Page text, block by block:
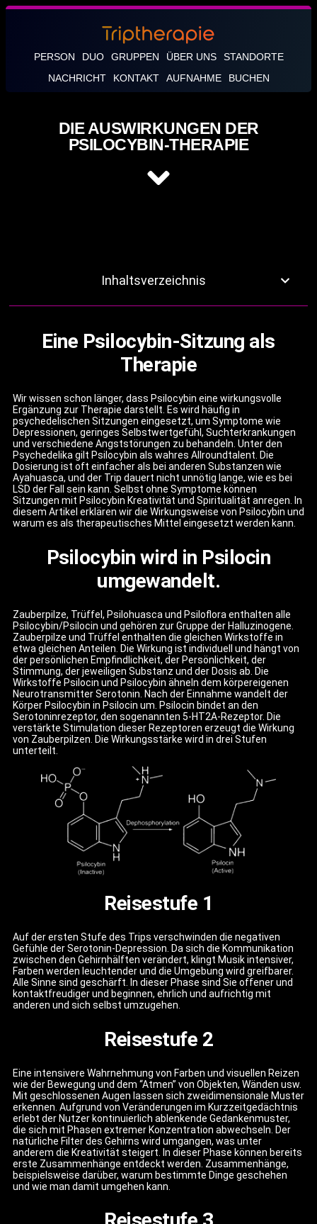
PERSON DUO GRUPPEN ÜBER UNS
STANDORTE
NACHRICHT
KONTAKT AUFNAHME BUCHEN
DIE AUSWIRKUNGEN DER
PSILOCYBIN-THERAPIE
Inhaltsverzeichnis
Eine Psilocybin-Sitzung als
Therapie
Wir wissen schon länger, dass Psilocybin eine wirkungsvolle
Ergänzung zur Therapie darstellt. Es wird häufig in
psychedelischen Sitzungen eingesetzt, um Symptome wie
Depressionen, geringes Selbstwertgefühl, Suchterkrankungen
und verschiedene Angststörungen zu behandeln. Unter den
Psychedelika gilt Psilocybin als wahres Allroundtalent. Die
Dosierung ist oft einfacher als bei anderen Substanzen wie
Ayahuasca, und der Trip dauert nicht unnötig lange, wie es bei
LSD der Fall sein kann. Selbst ohne Symptome können
Sitzungen mit Psilocybin Kreativität und Spiritualität anregen. In
diesem Artikel erklären wir die Wirkungsweise von Psilocybin und
warum es als therapeutisches Mittel eingesetzt werden kann.
Psilocybin wird in Psilocin
umgewandelt.
Zauberpilze, Trüffel, Psilohuasca und Psiloflora enthalten alle
Psilocybin/Psilocin und gehören zur Gruppe der Halluzinogene.
Zauberpilze und Trüffel enthalten die gleichen Wirkstoffe in
etwa gleichen Anteilen. Die Wirkung ist individuell und hängt von
der persönlichen Empfindlichkeit, der Persönlichkeit, der
Stimmung, der jeweiligen Substanz und der Dosis ab. Die
Wirkstoffe Psilocin und Psilocybin ähneln dem körpereigenen
Neurotransmitter Serotonin. Nach der Einnahme wandelt der
Körper Psilocybin in Psilocin um. Psilocin bindet an den
Serotoninrezeptor, den sogenannten 5-HT2A-Rezeptor. Die
verstärkte Stimulation dieser Rezeptoren erzeugt die Wirkung
von Zauberpilzen. Die Wirkungsstärke wird in drei Stufen
unterteilt.
Reisestufe 1
Auf der ersten Stufe des Trips verschwinden die negativen
Gefühle der Serotonin-Depression. Da sich die Kommunikation
zwischen den Gehirnhälften verändert, klingt Musik intensiver,
Farben werden leuchtender und die Umgebung wird greifbarer.
Alle Sinne sind geschärft. In dieser Phase sind Sie offener und
kontaktfreudiger und beginnen, ehrlich und aufrichtig mit
anderen und sich selbst umzugehen.
Reisestufe 2
Eine intensivere Wahrnehmung von Farben und visuellen Reizen
wie der Bewegung und dem “Atmen” von Objekten, Wänden usw.
Mit geschlossenen Augen lassen sich zweidimensionale Muster
erkennen. Aufgrund von Veränderungen im Kurzzeitgedächtnis
erlebt der Nutzer kontinuierlich ablenkende Gedankenmuster,
die sich mit Phasen extremer Konzentration abwechseln. Der
natürliche Filter des Gehirns wird umgangen, was unter
anderem die Kreativität steigert. In dieser Phase können bereits
erste Zusammenhänge entdeckt werden. Zusammenhänge,
beispielsweise darüber, warum bestimmte Dinge geschehen
und wie man damit umgehen kann.